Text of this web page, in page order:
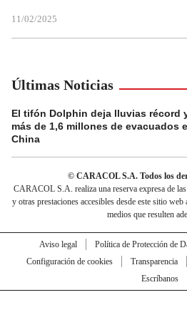
11/02/2025
Últimas Noticias
El tifón Dolphin deja lluvias récord
más de 1,6 millones de evacuados
China
© CARACOL S.A. Todos los
CARACOL S.A. realiza una reserva expresa de
y otras prestaciones accesibles desde este sitio
medios que resulten
Aviso legal Política de Protección de
Configuración de cookies
Transparencia
Escríbanos